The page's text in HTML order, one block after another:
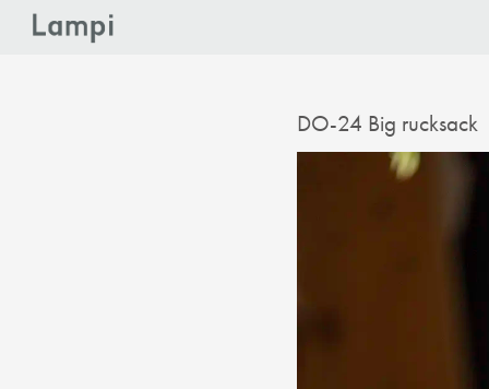
DO-24 Big rucksack